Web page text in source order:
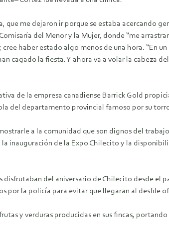
que me dejaron ir porque se estaba acercando
del Menor y la Mujer, donde “me
haber estado algo menos de una hora. “En
cagado la fiesta. Y ahora va a volar la cabeza
de la empresa canadiense Barrick Gold
del departamento provincial famoso por su
a la comunidad que son dignos del
inauguración de la Expo Chilecito y la
del aniversario de Chilecito desde el
por la policía para evitar que llegaran al desfile
y verduras producidas en sus fincas,